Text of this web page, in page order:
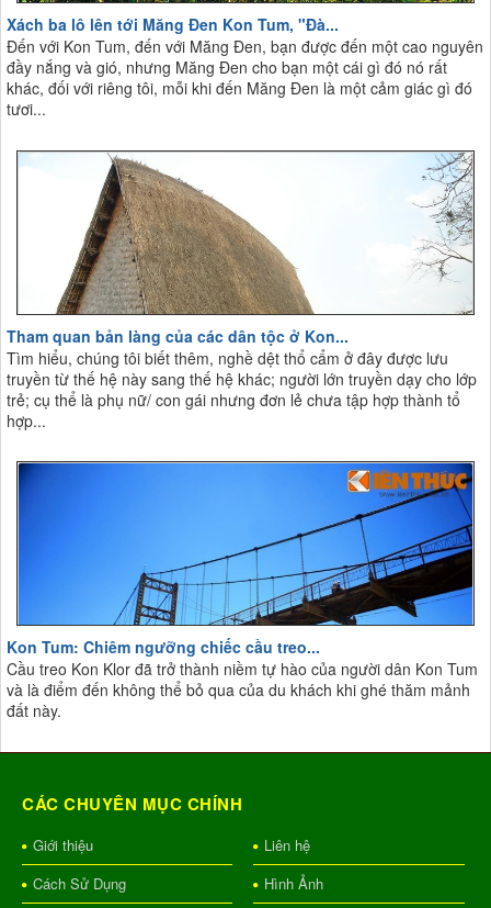
Xách ba lô lên tới Măng Đen Kon Tum, "Đà...
Đến với Kon Tum, đến với Măng Đen, bạn được đến một cao nguyên
đầy nắng và gió, nhưng Măng Đen cho bạn một cái gì đó nó rất
khác, đối với riêng tôi, mỗi khi đến Măng Đen là một cảm giác gì đó
tươi...
Tham quan bản làng của các dân tộc ở Kon...
Tìm hiểu, chúng tôi biết thêm, nghề dệt thổ cẩm ở đây được lưu
truyền từ thế hệ này sang thế hệ khác; người lớn truyền dạy cho lớp
trẻ; cụ thể là phụ nữ/ con gái nhưng đơn lẻ chưa tập hợp thành tổ
hợp...
Kon Tum: Chiêm ngưỡng chiếc cầu treo...
Cầu treo Kon Klor đã trở thành niềm tự hào của người dân Kon Tum
và là điểm đến không thể bỏ qua của du khách khi ghé thăm mảnh
đất này.
CÁC CHUYÊN MỤC CHÍNH
Giới thiệu
Liên hệ
Cách Sử Dụng
Hình Ảnh